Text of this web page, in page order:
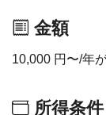
金額
10,000 円〜/年
所得条件